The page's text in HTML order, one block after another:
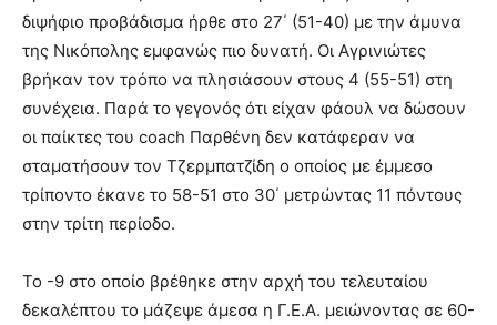
διψήφιο προβάδισμα ήρθε στο 27΄ (51-40) με την άμυνα
της Νικόπολης εμφανώς πιο δυνατή. Οι Αγρινιώτες
βρήκαν τον τρόπο να πλησιάσουν στους 4 (55-51) στη
συνέχεια. Παρά το γεγονός ότι είχαν φάουλ να δώσουν
οι παίκτες του coach Παρθένη δεν κατάφεραν να
σταματήσουν τον Τζερμπατζίδη ο οποίος με έμμεσο
τρίποντο έκανε το 58-51 στο 30΄ μετρώντας 11 πόντους
στην τρίτη περίοδο.
Το -9 στο οποίο βρέθηκε στην αρχή του τελευταίου
δεκαλέπτου το μάζεψε άμεσα η Γ.Ε.Α. μειώνοντας σε 60-